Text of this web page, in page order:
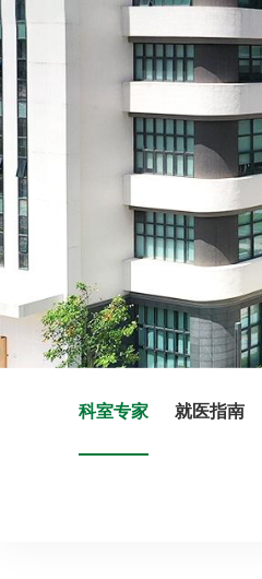
科室专家 就医指南